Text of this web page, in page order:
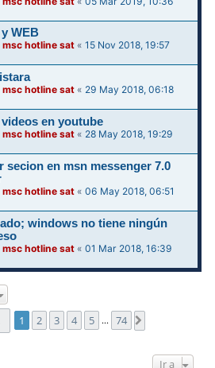
WEB
msc hotline sat «15 Nov 2018, 19:57
msc hotline sat « 29 May 2018, 06:18
en youtube
msc hotline sat « 28 May 2018, 19:29
secion en msn messenger 7.0
msc hotline sat «06 May 2018, 06:51
windows no tiene ningún
msc hotline sat «01 Mar 2018, 16:39
Página1 de 74
1 2 3 4 5 … 74
Ir a